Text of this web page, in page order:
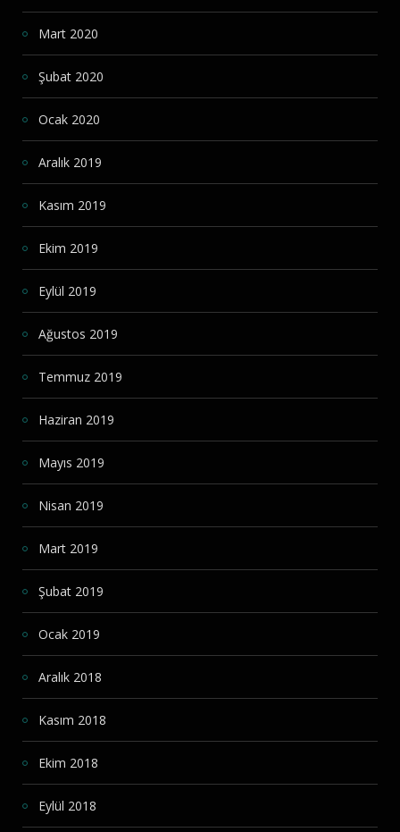
Mart 2020
Şubat 2020
Ocak 2020
Aralık 2019
Kasım 2019
Ekim 2019
Eylül 2019
Ağustos 2019
Temmuz 2019
Haziran 2019
Mayıs 2019
Nisan 2019
Mart 2019
Şubat 2019
Ocak 2019
Aralık 2018
Kasım 2018
Ekim 2018
Eylül 2018